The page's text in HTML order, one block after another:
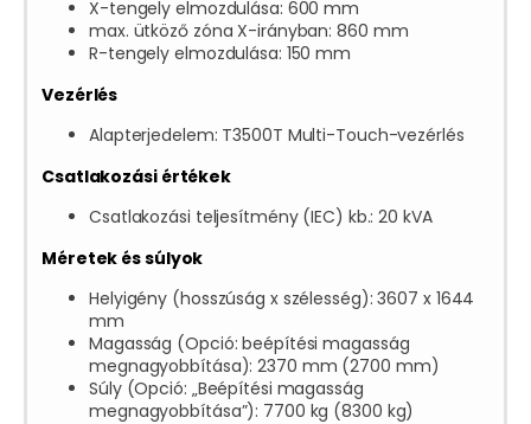
X-tengely elmozdulása: 600 mm
max. ütköző zóna X-irányban: 860 mm
R-tengely elmozdulása: 150 mm
Vezérlés
Alapterjedelem: T3500T Multi-Touch-vezérlés
Csatlakozási értékek
Csatlakozási teljesítmény (IEC) kb.: 20 kVA
Méretek és súlyok
Helyigény (hosszúság x szélesség): 3607 x 1644
mm
Magasság (Opció: beépítési magasság
megnagyobbítása): 2370 mm (2700 mm)
Súly (Opció: „Beépítési magasság
megnagyobbítása”): 7700 kg (8300 kg)